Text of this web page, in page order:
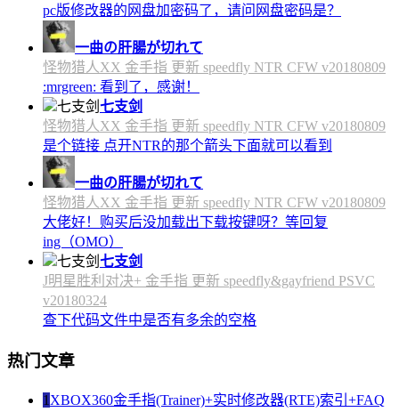
pc版修改器的网盘加密码了，请问网盘密码是？
一曲の肝腸が切れて
怪物猎人XX 金手指 更新 speedfly NTR CFW v20180809
:mrgreen: 看到了，感谢！
七支剑
怪物猎人XX 金手指 更新 speedfly NTR CFW v20180809
是个链接 点开NTR的那个箭头下面就可以看到
一曲の肝腸が切れて
怪物猎人XX 金手指 更新 speedfly NTR CFW v20180809
大佬好！购买后没加载出下载按键呀？等回复
ing（OMO）
七支剑
J明星胜利对决+ 金手指 更新 speedfly&gayfriend PSVC
v20180324
查下代码文件中是否有多余的空格
热门文章
1 XBOX360金手指(Trainer)+实时修改器(RTE)索引+FAQ